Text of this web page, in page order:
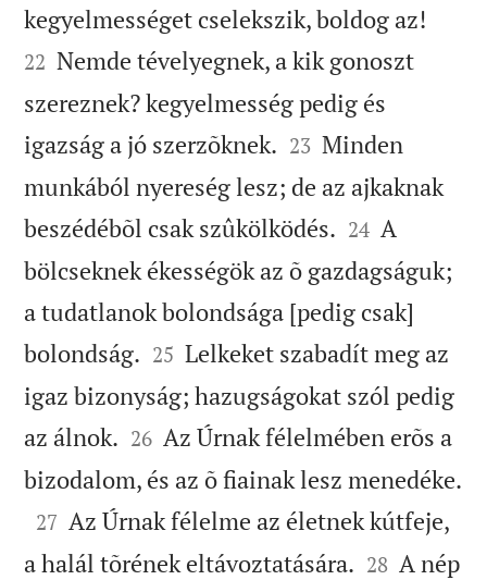
kegyelmességet cselekszik, boldog az!
22 Nemde tévelyegnek, a kik gonoszt
szereznek? kegyelmesség pedig és
igazság a jó szerzõknek. 

23 Minden
munkából nyereség lesz; de az ajkaknak
beszédébõl csak szûkölködés. 

24 A
bölcseknek ékességök az õ gazdagságuk;
a tudatlanok bolondsága [pedig csak]
bolondság. 

25 Lelkeket szabadít meg az
igaz bizonyság; hazugságokat szól pedig
az álnok. 

26 Az Úrnak félelmében erõs a
bizodalom, és az õ fiainak lesz menedéke.

27 Az Úrnak félelme az életnek kútfeje,
a halál tõrének eltávoztatására. 

28 A nép